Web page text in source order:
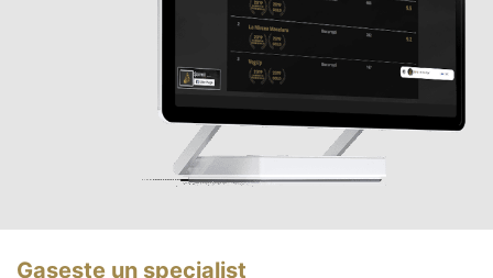
Gasește un specialist